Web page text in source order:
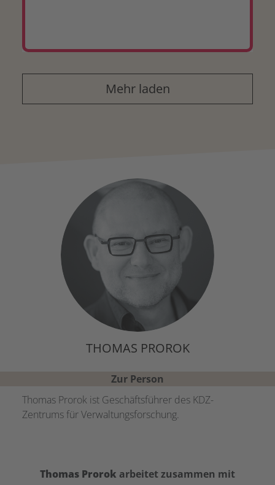
Mehr laden
THOMAS PROROK
Zur Person
Thomas Prorok ist Geschäftsführer des KDZ-
Zentrums für Verwaltungsforschung.
Thomas Prorok arbeitet zusammen mit